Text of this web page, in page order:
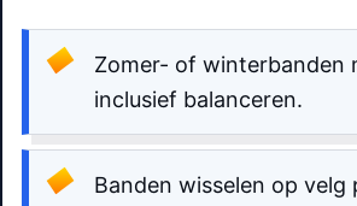
Zomer- of winterbanden
inclusief balanceren.
Banden wisselen op velg